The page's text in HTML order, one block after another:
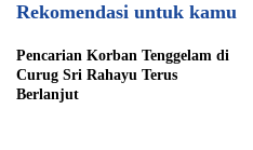
Rekomendasi untuk kamu
Pencarian Korban Tenggelam di
Curug Sri Rahayu Terus
Berlanjut